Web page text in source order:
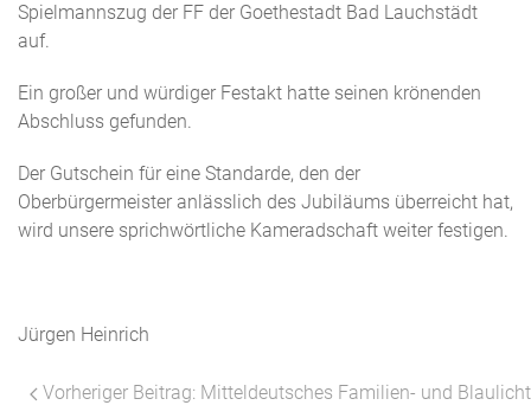
Spielmannszug der FF der Goethestadt Bad Lauchstädt
auf.
Ein großer und würdiger Festakt hatte seinen krönenden
Abschluss gefunden.
Der Gutschein für eine Standarde, den der
Oberbürgermeister anlässlich des Jubiläums überreicht hat,
wird unsere sprichwörtliche Kameradschaft weiter festigen.
Jürgen Heinrich
Vorheriger Beitrag: Mitteldeutsches Familien- und